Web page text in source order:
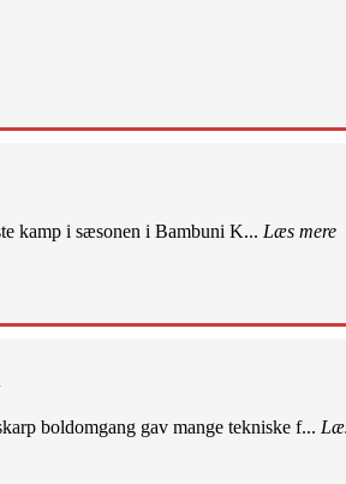
kamp i sæsonen i Bambuni K... Læs mere
boldomgang gav mange tekniske f...